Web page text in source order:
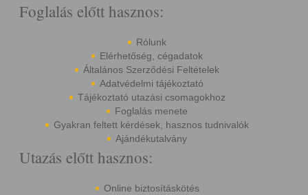
Foglalás előtt hasznos:
Rólunk
Elérhetőség, cégadatok
Általános Szerződési Feltételek
Adatvédelmi tájékoztató
Tájékoztató utazási csomagokhoz
Foglalás menete
Gyakran feltett kérdések, hasznos tudnivalók
Ajándékutalvány
Utazás előtt hasznos:
Online biztosításkötés